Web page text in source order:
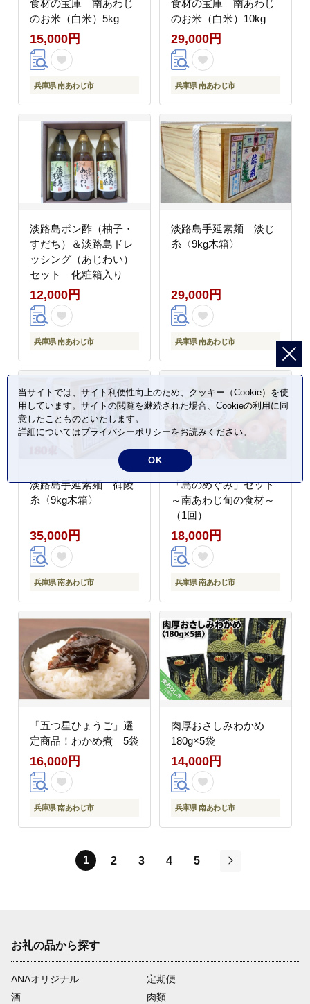
食材の宝庫 南あわじ
のお米（白米）5kg
15,000円
兵庫県 南あわじ市
食材の宝庫 南あわじ
のお米（白米）10kg
29,000円
兵庫県 南あわじ市
淡路島ポン酢（柚子・
すだち）＆淡路島ドレ
ッシング（あじわい）
セット 化粧箱入り
12,000円
兵庫県 南あわじ市
淡路島手延素麺 淡じ
糸〈9kg木箱〉
29,000円
兵庫県 南あわじ市
淡路島手延素麺 御陵
糸〈9kg木箱〉
35,000円
兵庫県 南あわじ市
「島のめぐみ」セット
～南あわじ旬の食材～
（1回）
18,000円
兵庫県 南あわじ市
「五つ星ひょうご」選
定商品！わかめ煮 5袋
16,000円
兵庫県 南あわじ市
肉厚おさしみわかめ
180g×5袋
14,000円
兵庫県 南あわじ市
1 2 3 4
5
お礼の品から探す
ANAオリジナル
定期便
酒
肉類
当サイトでは、サイト利便性向上のため、クッキー（Cookie）を使
用しています。サイトの閲覧を継続された場合、Cookieの利用に同
意したことものといたします。
詳細についてはプライバシーポリシーをお読みください。
OK